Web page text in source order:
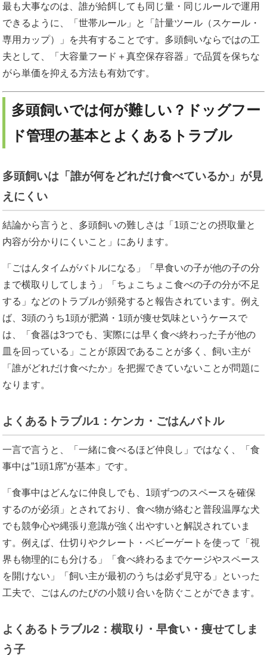
最も大事なのは、誰が給餌しても同じ量・同じルールで運用
できるように、「世帯ルール」と「計量ツール（スケール・
専用カップ）」を共有することです。多頭飼いならではの工
夫として、「大容量フード＋真空保存容器」で品質を保ちな
がら単価を抑える方法も有効です。
多頭飼いでは何が難しい？ドッグフー
ド管理の基本とよくあるトラブル
多頭飼いは「誰が何をどれだけ食べているか」が見
えにくい
結論から言うと、多頭飼いの難しさは「1頭ごとの摂取量と
内容が分かりにくいこと」にあります。
「ごはんタイムがバトルになる」「早食いの子が他の子の分
まで横取りしてしまう」「ちょこちょこ食べの子の分が不足
する」などのトラブルが頻発すると報告されています。例え
ば、3頭のうち1頭が肥満・1頭が痩せ気味というケースで
は、「食器は3つでも、実際には早く食べ終わった子が他の
皿を回っている」ことが原因であることが多く、飼い主が
「誰がどれだけ食べたか」を把握できていないことが問題に
なります。
よくあるトラブル1：ケンカ・ごはんバトル
一言で言うと、「一緒に食べるほど仲良し」ではなく、「食
事中は”1頭1席”が基本」です。
「食事中はどんなに仲良しでも、1頭ずつのスペースを確保
するのが必須」とされており、食べ物が絡むと普段温厚な犬
でも競争心や縄張り意識が強く出やすいと解説されていま
す。例えば、仕切りやクレート・ベビーゲートを使って「視
界も物理的にも分ける」「食べ終わるまでケージやスペース
を開けない」「飼い主が最初のうちは必ず見守る」といった
工夫で、ごはんのたびの小競り合いを防ぐことができます。
よくあるトラブル2：横取り・早食い・痩せてしま
う子